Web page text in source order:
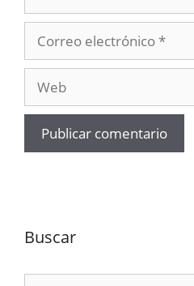
electrónico
Buscar